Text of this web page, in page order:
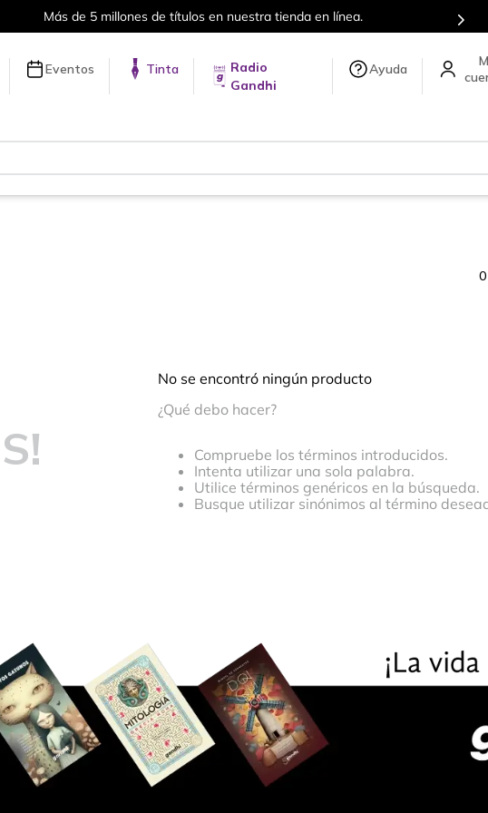
Más de 5 millones de títulos en nuestra tienda en línea.
Eventos Tinta
Radio
Gandhi
Ayuda
0
No se encontró ningún producto
¿Qué debo hacer?
Compruebe los términos introducidos.
Intenta utilizar una sola palabra.
Utilice términos genéricos en la búsqueda.
Busque utilizar sinónimos al término